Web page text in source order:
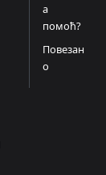
а
помоћ?
Повезан
о